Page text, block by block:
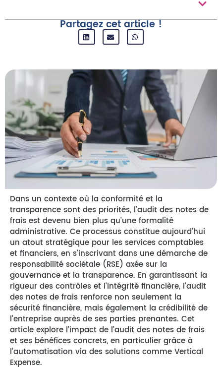
Partagez cet article !
Dans un contexte où la conformité et la
transparence sont des priorités, l’audit des notes de
frais est devenu bien plus qu’une formalité
administrative. Ce processus constitue aujourd’hui
un atout stratégique pour les services comptables
et financiers, en s’inscrivant dans une démarche de
responsabilité sociétale (RSE) axée sur la
gouvernance et la transparence. En garantissant la
rigueur des contrôles et l’intégrité financière, l’audit
des notes de frais renforce non seulement la
sécurité financière, mais également la crédibilité de
l’entreprise auprès de ses parties prenantes. Cet
article explore l’impact de l’audit des notes de frais
et ses bénéfices concrets, en particulier grâce à
l’automatisation via des solutions comme Vertical
Expense.